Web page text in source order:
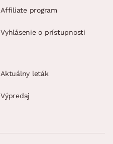
Affiliate program
Vyhlásenie o prístupnosti
Aktuálny leták
Výpredaj